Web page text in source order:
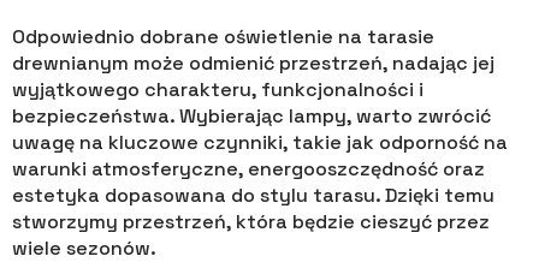
Odpowiednio dobrane oświetlenie na tarasie
drewnianym może odmienić przestrzeń, nadając jej
wyjątkowego charakteru, funkcjonalności i
bezpieczeństwa. Wybierając lampy, warto zwrócić
uwagę na kluczowe czynniki, takie jak odporność na
warunki atmosferyczne, energooszczędność oraz
estetyka dopasowana do stylu tarasu. Dzięki temu
stworzymy przestrzeń, która będzie cieszyć przez
wiele sezonów.